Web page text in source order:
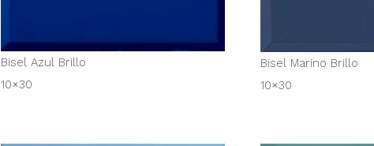
Bisel Azul Brillo
10×30
Bisel Marino Brillo
10×30